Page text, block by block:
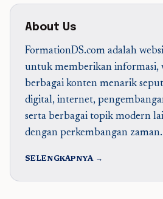
About Us
FormationDS.com adalah
untuk memberikan informasi,
berbagai konten menarik
digital, internet,
serta berbagai topik modern
dengan perkembangan zaman.
SELENGKAPNYA →